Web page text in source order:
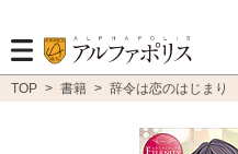
TOP > 書籍 > 辞令は恋のはじまり